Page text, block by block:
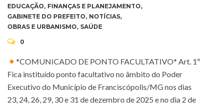
EDUCAÇÃO, FINANÇAS E PLANEJAMENTO,
GABINETE DO PREFEITO, NOTÍCIAS,
OBRAS E URBANISMO, SAÚDE
0
*COMUNICADO DE PONTO FACULTATIVO* Art. 1º
Fica instituído ponto facultativo no âmbito do Poder
Executivo do Município de Franciscópolis/MG nos dias
23, 24, 26, 29, 30 e 31 de dezembro de 2025 e no dia 2 de